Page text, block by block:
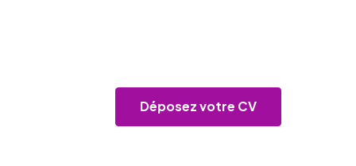
Déposez votre CV
Jobs Agriculture- Environnement-
Soins aux Animaux